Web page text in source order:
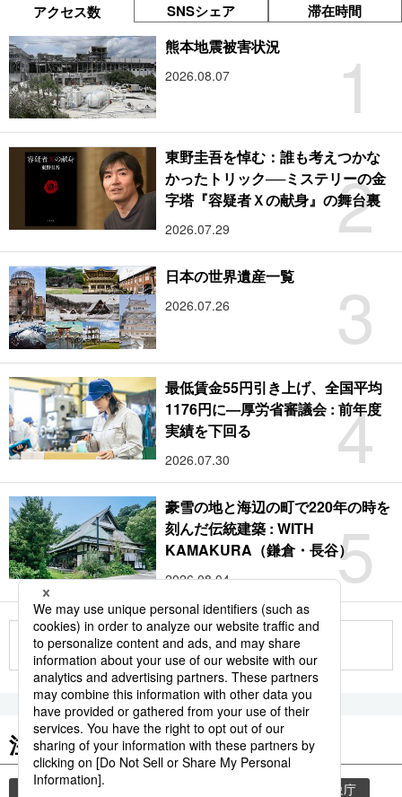
アクセス数 SNSシェア 滞在時間
1
熊本地震被害状況
2026.08.07
2
東野圭吾を悼む：誰も考えつかな
かったトリック──ミステリーの金
字塔『容疑者Ｘの献身』の舞台裏
2026.07.29
3
日本の世界遺産一覧
2026.07.26
4
最低賃金55円引き上げ、全国平均
1176円に―厚労省審議会 : 前年度
実績を下回る
2026.07.30
5
豪雪の地と海辺の町で220年の時を
刻んだ伝統建築 : WITH
KAMAKURA（鎌倉・長谷）
2026.08.04
もっと見る
注目のキーワード
共同通信ニュース 気象庁